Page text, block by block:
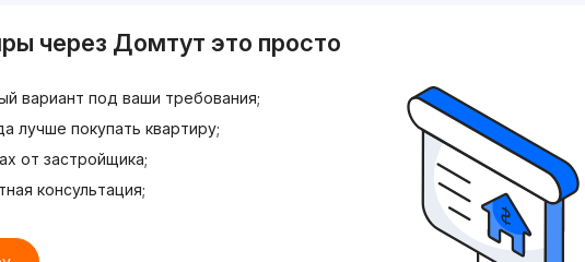
через Домтут это просто
вариант под ваши требования;
лучше покупать квартиру;
от застройщика;
консультация;